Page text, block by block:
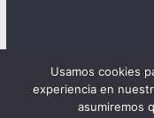
Tema:ColorMagpor
Usamos cookies
experiencia en
asumiremos